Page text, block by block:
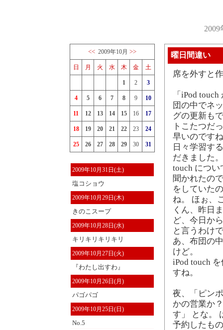
<< 2009年10月 >>
日 月 火 水 木 金 土
1 2 3
4 5 6 7 8 9 10
11 12 13 14 15 16 17
18 19 20 21 22 23 24
25 26 27 28 29 30 31
2009年10月31日(土)
塩コショウ
2009年10月29日(木)
きのこスープ
2009年10月28日(水)
キリキリキリキリ
2009年10月27日(火)
『わたし出すわ』
2009年10月26日(月)
パゴパゴ
2009年10月25日(日)
No.5
曜日間違い
席を外すと
「iPod
団の中でネ
グの更新も
トこたつだ
早いのです
日々学習す
だきました
touch につ
聞かれたの
をしていた
ね。 ほぉ、
くん、昨日
ど、今日か
と言うわけ
あ、布団の
けど。
iPod touch
すね。
夜、「ピン
かの営業か
す」 とな。
予約したも